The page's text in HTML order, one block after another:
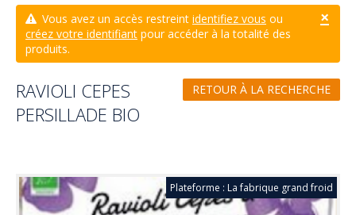
×
Vous avez un accès restreint identifiez vous ou
créez votre identifiant pour accéder à la totalité des
produits.
RETOUR À LA RECHERCHE
RAVIOLI CEPES
PERSILLADE BIO
Plateforme : La fabrique grand froid